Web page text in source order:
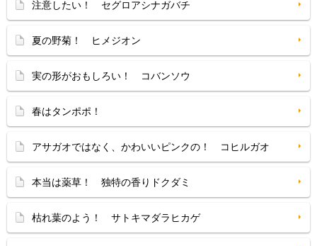
注意したい！ セグロアシナガバチ
夏の野菊！ ヒメジオン
実の形がおもしろい！ コバンソウ
春はタンポポ！
アサガオではなく、かわいいピンクの！ コヒルガオ
本当は薬草！ 独特の香りドクダミ
枯れ葉のよう！ サトキマダラヒカゲ